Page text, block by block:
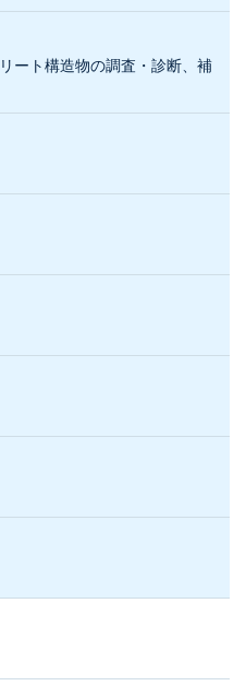
ート構造物の調査・診断、補